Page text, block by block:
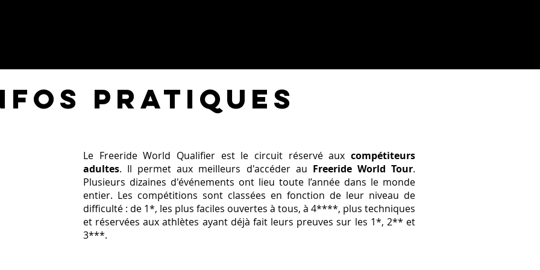
pratiques
Le Freeride World Qualifier est le circuit réservé aux compétiteurs
adultes. Il permet aux meilleurs d'accéder au Freeride World Tour.
Plusieurs dizaines d'événements ont lieu toute l’année dans le monde
entier. Les compétitions sont classées en fonction de leur niveau de
difficulté : de 1*, les plus faciles ouvertes à tous, à 4****, plus techniques
et réservées aux athlètes ayant déjà fait leurs preuves sur les 1*, 2** et
3***.